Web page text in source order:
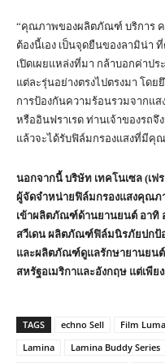
“คุณภาพของผลิตภัณฑ์ บริการ ค
ต้องนี้เอง เป็นจุดยืนของลามิน่า
เปิดเผยแหล่งที่มา กล้าบอกค่าป
แต่ละรุ่นอย่างตรงไปตรงมา โด
การป้องกันความร้อนรวมจากแ
หรืออินฟราเรด ท่านเจ้าของรถ
แล้วจะได้รับฟิล์มกรองแสงที่มีคุ
นอกจากนี้ บริษัท เทคโนเซล (เฟ
ผู้จัดจำหน่ายฟิล์มกรองแสงคุณภ
เข้าผลิตภัณฑ์ด้านยานยนต์ อาทิ
สวีเดน ผลิตภัณฑ์ฟิล์มนิรภัยปกป้อ
และผลิตภัณฑ์ดูแลรักษายานยน
สหรัฐอเมริกาและอังกฤษ แต่เพีย
TAGS echno Sell Film
Lamina
Lamina Buddy Series